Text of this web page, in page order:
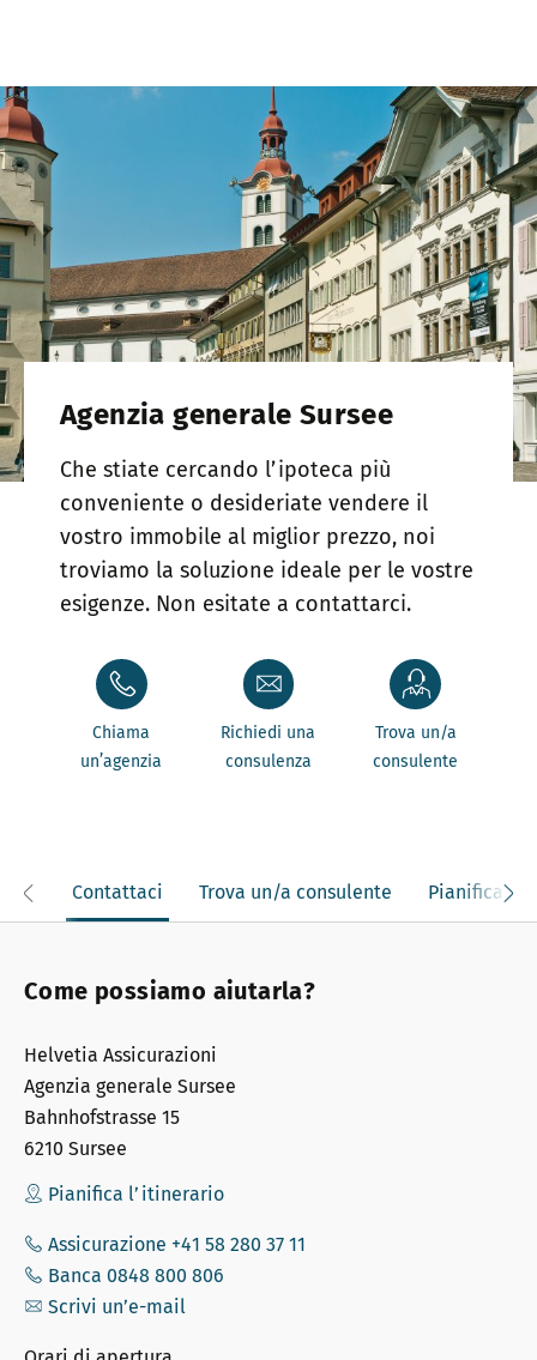
Agenzia generale Sursee
Che stiate cercando l’ipoteca più
conveniente o desideriate vendere il
vostro immobile al miglior prezzo, noi
troviamo la soluzione ideale per le vostre
esigenze. Non esitate a contattarci.
Chiama
un’agenzia
Richiedi una
consulenza
Trova un/a
consulente
Contattaci Trova un/a consulente Pianifica
Come possiamo aiutarla?
Helvetia Assicurazioni
Agenzia generale Sursee
Bahnhofstrasse 15
6210 Sursee
Pianifica l’itinerario
Assicurazione +41 58 280 37 11
Banca 0848 800 806
Scrivi un’e-mail